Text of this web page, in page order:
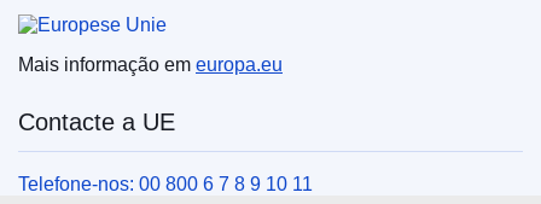
Mais informação em europa.eu
Contacte a UE
Telefone-nos: 00 800 6 7 8 9 10 11